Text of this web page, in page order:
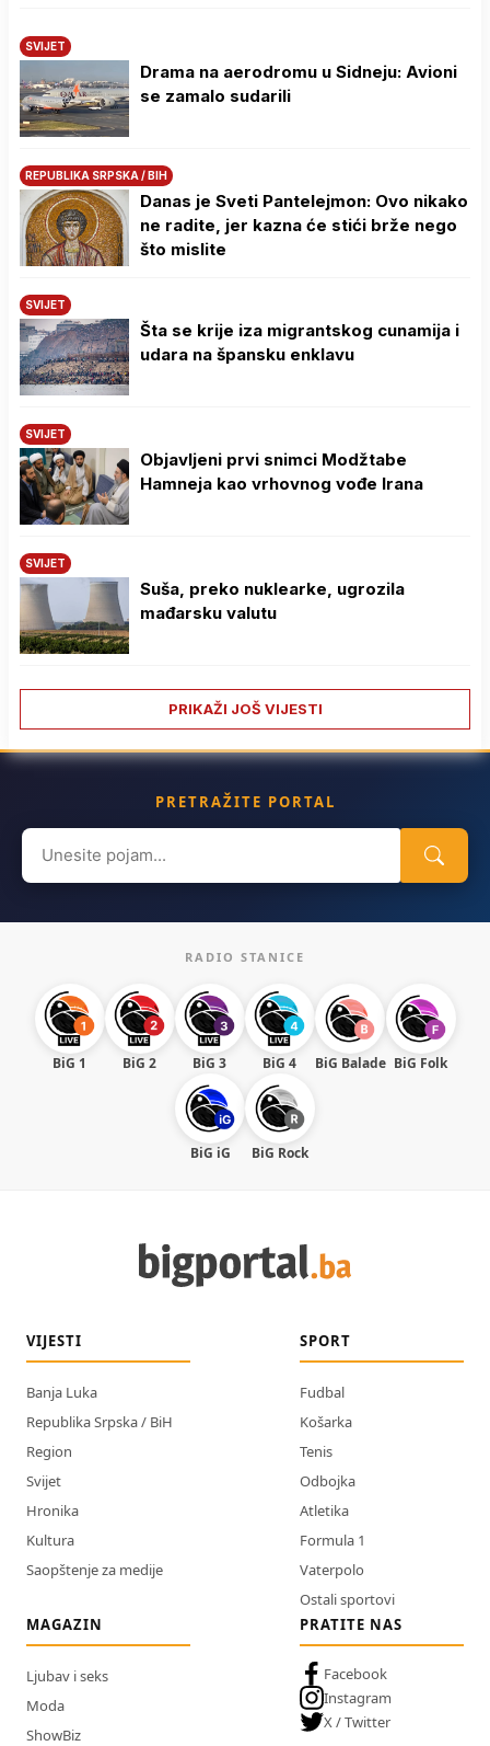
SVIJET
Drama na aerodromu u Sidneju: Avioni
se zamalo sudarili
REPUBLIKA SRPSKA / BIH
Danas je Sveti Pantelejmon: Ovo nikako
ne radite, jer kazna će stići brže nego
što mislite
SVIJET
Šta se krije iza migrantskog cunamija i
udara na špansku enklavu
SVIJET
Objavljeni prvi snimci Modžtabe
Hamneja kao vrhovnog vođe Irana
SVIJET
Suša, preko nuklearke, ugrozila
mađarsku valutu
PRIKAŽI JOŠ VIJESTI
PRETRAŽITE PORTAL
Search
for:
RADIO STANICE
BiG 1 BiG 2 BiG 3 BiG 4 BiG Balade BiG Folk
BiG iG BiG Rock
VIJESTI
Banja Luka
Republika Srpska / BiH
Region
Svijet
Hronika
Kultura
Saopštenje za medije
SPORT
Fudbal
Košarka
Tenis
Odbojka
Atletika
Formula 1
Vaterpolo
Ostali sportovi
MAGAZIN
Ljubav i seks
Moda
ShowBiz
PRATITE NAS
Facebook
Instagram
X / Twitter